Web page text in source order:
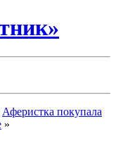
Аферистка покупала
»